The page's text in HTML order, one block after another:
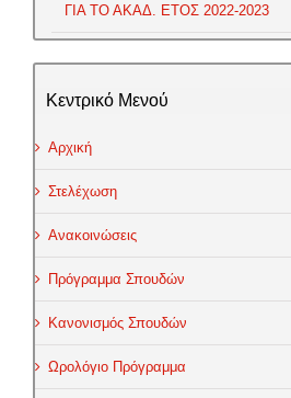
ΓΙΑ ΤΟ ΑΚΑΔ. ΕΤΟΣ 2022-2023
Κεντρικό Μενού
Αρχική
Στελέχωση
Ανακοινώσεις
Πρόγραμμα Σπουδών
Κανονισμός Σπουδών
Ωρολόγιο Πρόγραμμα